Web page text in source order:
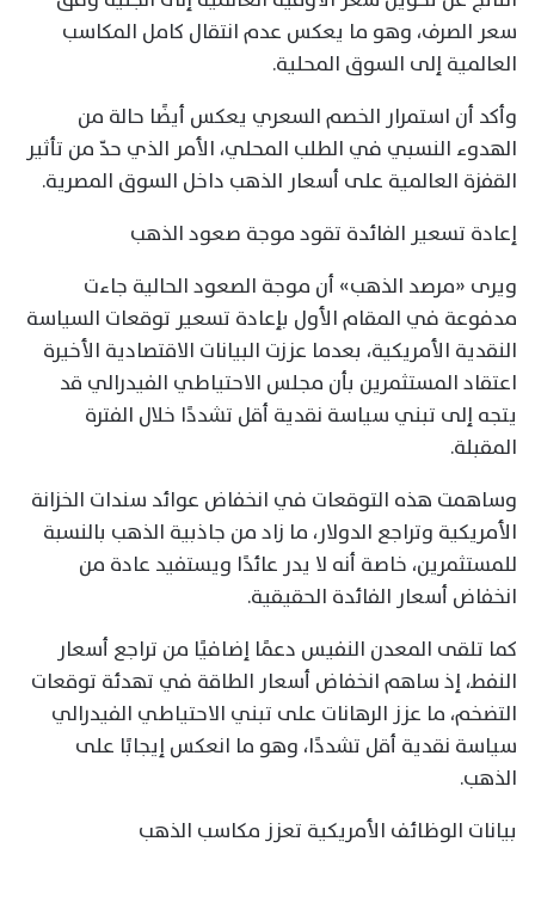
سعر الصرف، وهو ما يعكس عدم انتقال كامل المكاسب
العالمية إلى السوق المحلية.
وأكد أن استمرار الخصم السعري يعكس أيضًا حالة من
الهدوء النسبي في الطلب المحلي، الأمر الذي حدّ من تأثير
القفزة العالمية على أسعار الذهب داخل السوق المصرية.
إعادة تسعير الفائدة تقود موجة صعود الذهب
ويرى «مرصد الذهب» أن موجة الصعود الحالية جاءت
مدفوعة في المقام الأول بإعادة تسعير توقعات السياسة
النقدية الأمريكية، بعدما عززت البيانات الاقتصادية الأخيرة
اعتقاد المستثمرين بأن مجلس الاحتياطي الفيدرالي قد
يتجه إلى تبني سياسة نقدية أقل تشددًا خلال الفترة
المقبلة.
وساهمت هذه التوقعات في انخفاض عوائد سندات الخزانة
الأمريكية وتراجع الدولار، ما زاد من جاذبية الذهب بالنسبة
للمستثمرين، خاصة أنه لا يدر عائدًا ويستفيد عادة من
انخفاض أسعار الفائدة الحقيقية.
كما تلقى المعدن النفيس دعمًا إضافيًا من تراجع أسعار
النفط، إذ ساهم انخفاض أسعار الطاقة في تهدئة توقعات
التضخم، ما عزز الرهانات على تبني الاحتياطي الفيدرالي
سياسة نقدية أقل تشددًا، وهو ما انعكس إيجابًا على
الذهب.
بيانات الوظائف الأمريكية تعزز مكاسب الذهب